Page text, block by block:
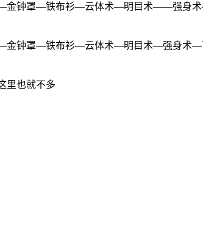
金钟罩—铁布衫—云体术—明目术——强身
钟罩—铁布衫—云体术—明目术—强身术
里也就不多